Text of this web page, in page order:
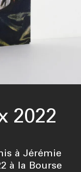
2022
à Jérémie
à la Bourse